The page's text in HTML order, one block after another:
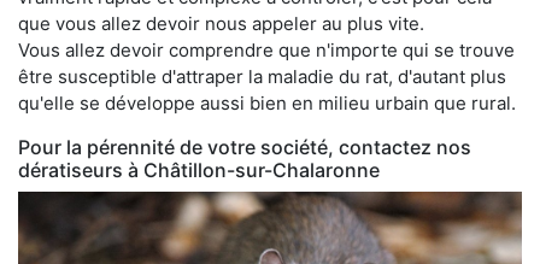
que vous allez devoir nous appeler au plus vite.
Vous allez devoir comprendre que n'importe qui se trouve
être susceptible d'attraper la maladie du rat, d'autant plus
qu'elle se développe aussi bien en milieu urbain que rural.
Pour la pérennité de votre société, contactez nos
dératiseurs à Châtillon-sur-Chalaronne